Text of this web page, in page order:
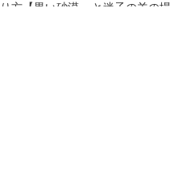
方【黒い砂漠
と迷子の羊の